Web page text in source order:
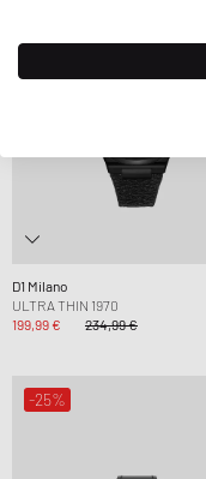
D1 Milano
ULTRA THIN 1970
199,99 €
234,99 €
-25%